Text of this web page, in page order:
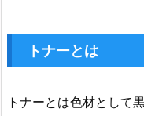
トナーとは
トナーとは色材として